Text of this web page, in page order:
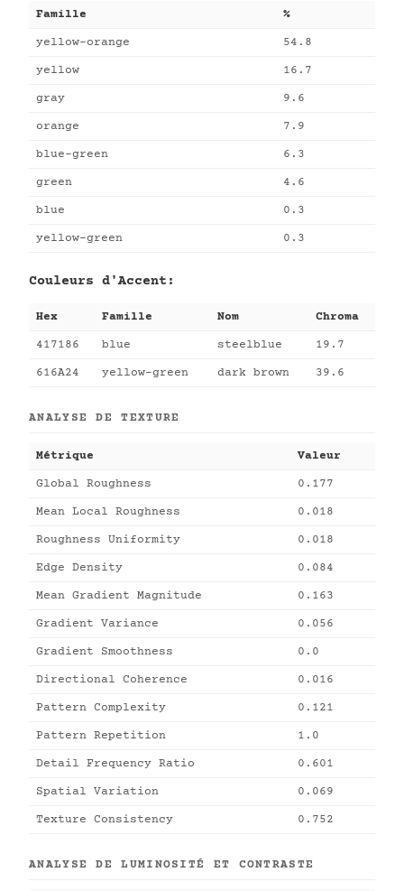
Famille %
yellow-orange 54.8
yellow 16.7
gray 9.6
orange 7.9
blue-green 6.3
green 4.6
blue 0.3
yellow-green 0.3
Couleurs d'Accent:
Hex Famille Nom Chroma
417186 blue steelblue 19.7
616A24 yellow-green dark brown 39.6
ANALYSE DE TEXTURE
Métrique Valeur
Global Roughness 0.177
Mean Local Roughness 0.018
Roughness Uniformity 0.018
Edge Density 0.084
Mean Gradient Magnitude 0.163
Gradient Variance 0.056
Gradient Smoothness 0.0
Directional Coherence 0.016
Pattern Complexity 0.121
Pattern Repetition 1.0
Detail Frequency Ratio 0.601
Spatial Variation 0.069
Texture Consistency 0.752
ANALYSE DE LUMINOSITÉ ET CONTRASTE